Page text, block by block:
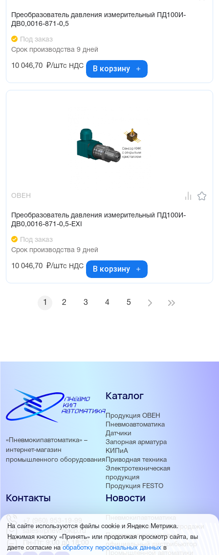
Преобразователь давления измерительный ПД100И-
ДВ0,0016-871-0,5
Под заказ
Срок производства 9 дней
10 046,70 ₽/штс НДС В корзину
ОВЕН
Преобразователь давления измерительный ПД100И-
ДВ0,0016-871-0,5-ЕХI
Под заказ
Срок производства 9 дней
10 046,70 ₽/штс НДС В корзину
1 2 3 4 5
«Пневмокипавтоматика» –
интернет-магазин
промышленного оборудования
Каталог
Продукция ОВЕН
Пневмоавтоматика
Датчики
Запорная арматура
КИПиА
Приводная техника
Электротехническая
продукция
Продукция FESTO
Новости
Пневмокипавтоматика
запустила розничные продажи
Пневмокипавтоматика –
официальный дистрибьютор
Промышленной автоматики
Контакты
+7 (960) 953-19-99
sales@pnevmokip.ru
Пн-Пт: 9:00 до 18:00
На сайте используются файлы cookie и Яндекс Метрика.
Нажимая кнопку «Принять» или продолжая просмотр сайта, вы
даете согласие наобработку персональных данных в